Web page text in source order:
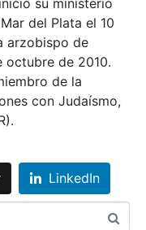
del Plata el 10
arzobispo de
octubre de 2010.
de la
con Judaísmo,
LinkedIn